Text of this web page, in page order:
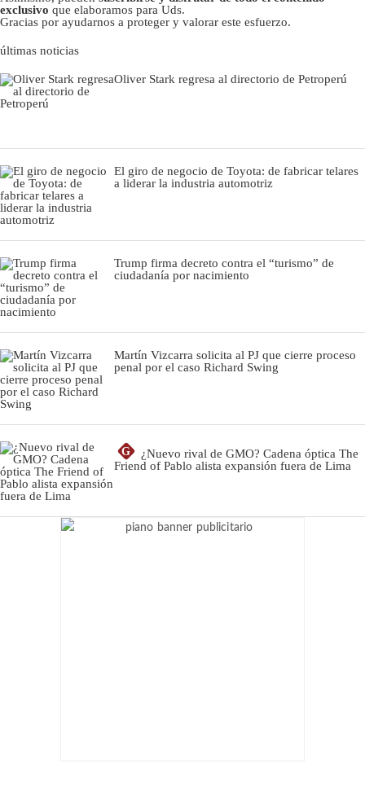
exclusivo que elaboramos para Uds.
Gracias por ayudarnos a proteger y valorar este esfuerzo.
últimas noticias
Oliver Stark regresa al directorio de Petroperú
El giro de negocio de Toyota: de fabricar telares
a liderar la industria automotriz
Trump firma decreto contra el “turismo” de
ciudadanía por nacimiento
Martín Vizcarra solicita al PJ que cierre proceso
penal por el caso Richard Swing
G
¿Nuevo rival de GMO? Cadena óptica The
Friend of Pablo alista expansión fuera de Lima